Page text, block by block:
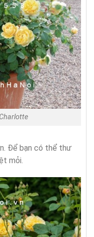
Để bạn có thể thư
mỏi.